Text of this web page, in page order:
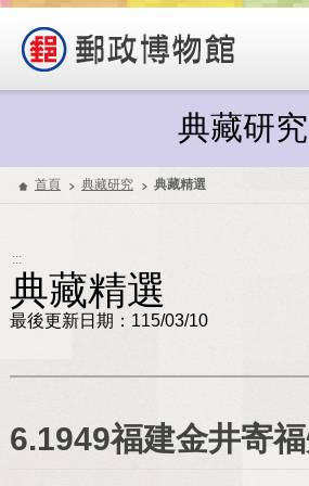
典藏研究
首頁 典藏研究 典藏精選
:::
典藏精選
最後更新日期：115/03/10
6.1949福建金井寄